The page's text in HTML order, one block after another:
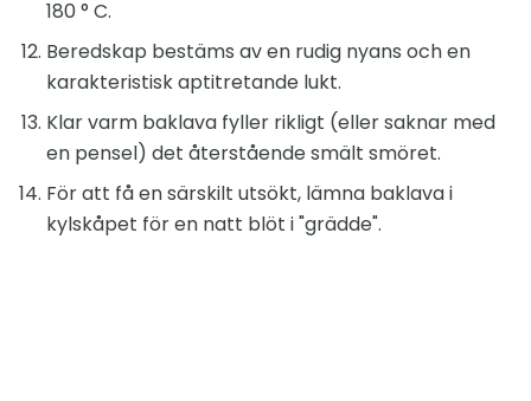
180 ° C.
Beredskap bestäms av en rudig nyans och en
karakteristisk aptitretande lukt.
Klar varm baklava fyller rikligt (eller saknar med
en pensel) det återstående smält smöret.
För att få en särskilt utsökt, lämna baklava i
kylskåpet för en natt blöt i "grädde".